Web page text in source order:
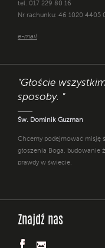
tel. 017 229 80 16
Nr rachunku: 46 1020 4405
e-mail
"Głoście
sposoby. "
Św. Dominik Guzman
Chcemy podejmować misję
głoszenia Boga,
prawdy w świecie.
Znajdź nas